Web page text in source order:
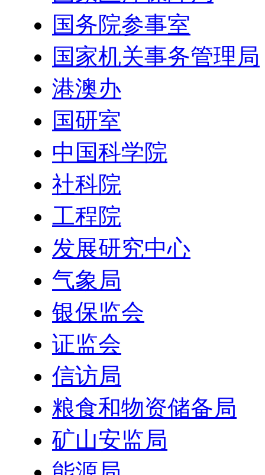
国务院参事室
国家机关事务管理局
港澳办
国研室
中国科学院
社科院
工程院
发展研究中心
气象局
银保监会
证监会
信访局
粮食和物资储备局
矿山安监局